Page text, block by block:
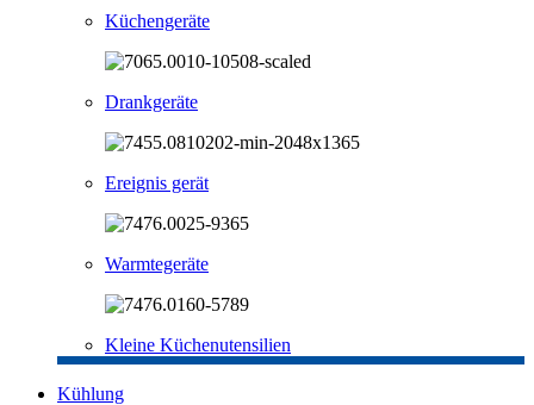
Küchengeräte
Drankgeräte
Ereignis gerät
Warmtegeräte
Kleine Küchenutensilien
Kühlung